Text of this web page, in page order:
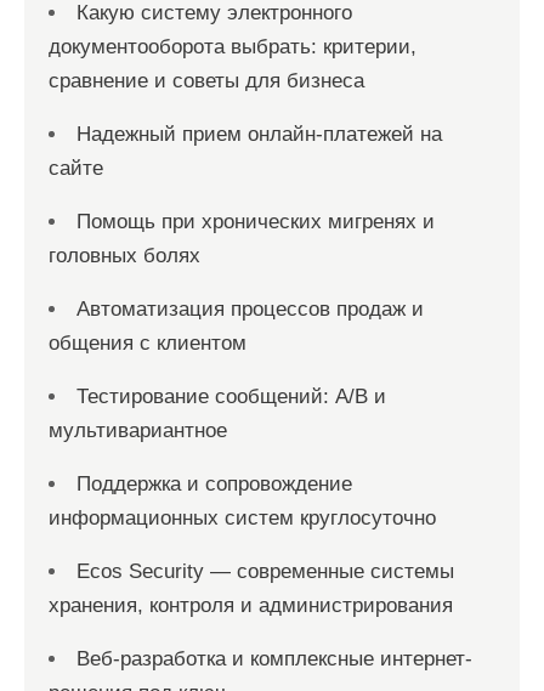
Какую систему электронного
документооборота выбрать: критерии,
сравнение и советы для бизнеса
Надежный прием онлайн-платежей на
сайте
Помощь при хронических мигренях и
головных болях
Автоматизация процессов продаж и
общения с клиентом
Тестирование сообщений: A/B и
мультивариантное
Поддержка и сопровождение
информационных систем круглосуточно
Ecos Security — современные системы
хранения, контроля и администрирования
Веб-разработка и комплексные интернет-